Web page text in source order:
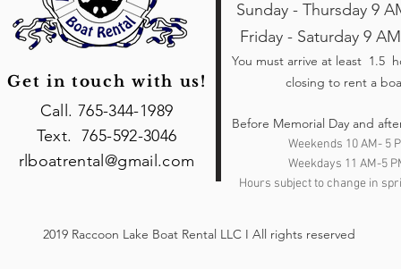
Sunday - Thursday 9
Friday - Saturday 9
You must arrive at least 1.5
closing to rent a
Before Memorial Day and
Weekends 10 AM- 5
Weekdays 11 AM-5
Hours subject to change in
Call. 765-344-1989
Text. 765-592-3046
rlboatrental@gmail.com
Get in touch with us!
2019 Raccoon Lake Boat Rental LLC I All rights reserved